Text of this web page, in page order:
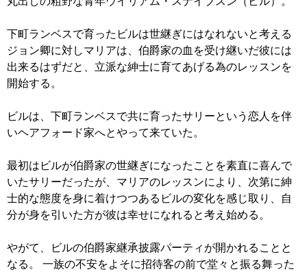
下町ランベスで育ったビルは世継ぎにはなれないと考える
ジョン卿に対しマリアは、伯爵家の血を受け継いだ彼には
出来るはずだと、立派な紳士に育てあげる為のレッスンを
開始する。
ビルは、下町ランベスで共に育ったサリーという恋人を伴
いヘアフォード家へとやって来ていた。
最初はビルが伯爵家の世継ぎになったことを素直に喜んで
いたサリーだったが、マリアのレッスンにより、次第に紳
士的な態度を身に着けつつあるビルの変化を感じ取り、自
分が身を引いた方が彼は幸せになれると考え始める。
やがて、ビルの伯爵家継承披露パーティが開かれることと
なる。 一族の不安をよそに招待客の前で堂々と振る舞った